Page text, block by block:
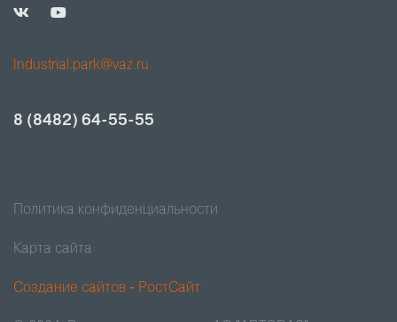
Industrial.park@vaz.ru
8 (8482) 64-55-55
Политика конфиденциальности
Карта сайта
Создание сайтов - РостСайт